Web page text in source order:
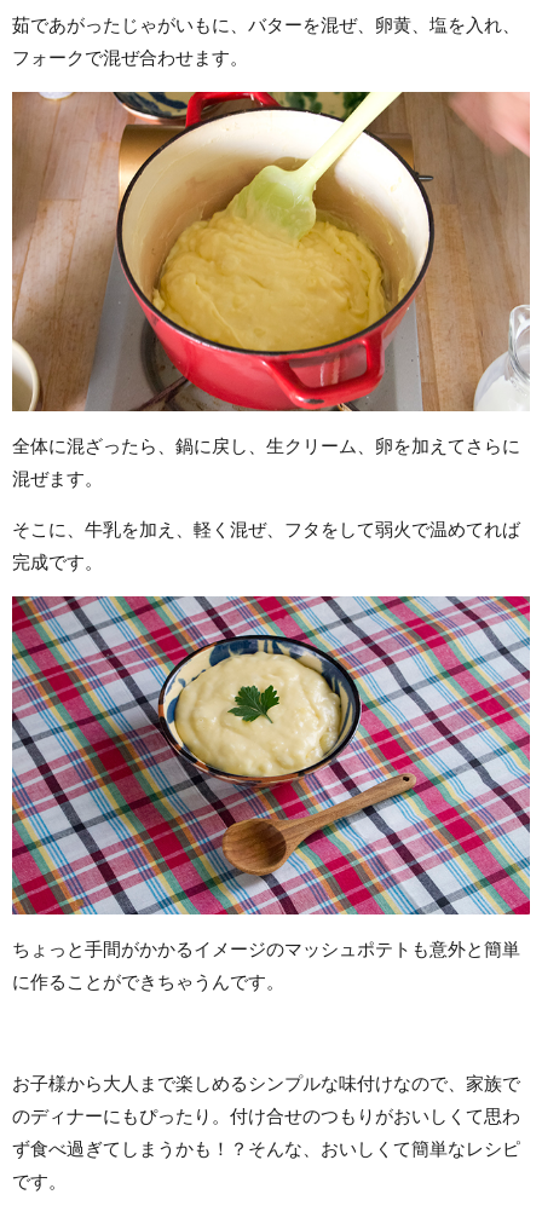
茹であがったじゃがいもに、バターを混ぜ、卵黄、塩を入れ、
フォークで混ぜ合わせます。
全体に混ざったら、鍋に戻し、生クリーム、卵を加えてさらに
混ぜます。
そこに、牛乳を加え、軽く混ぜ、フタをして弱火で温めてれば
完成です。
ちょっと手間がかかるイメージのマッシュポテトも意外と簡単
に作ることができちゃうんです。
お子様から大人まで楽しめるシンプルな味付けなので、家族で
のディナーにもぴったり。付け合せのつもりがおいしくて思わ
ず食べ過ぎてしまうかも！？そんな、おいしくて簡単なレシピ
です。